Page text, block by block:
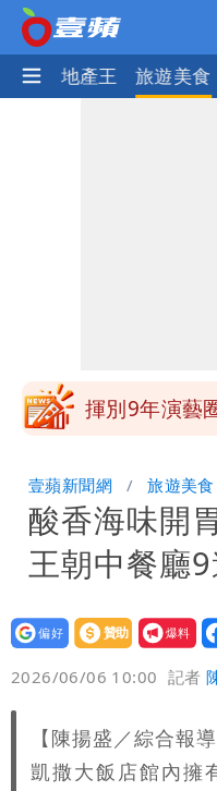
技 地產王 旅遊美食
回1句笑翻10
白海豚不放
揮別9年演藝
炸開扁
白海豚發威
回1句笑翻10
白海豚不放
萬安：這很
壹蘋新聞網 旅遊美食
酸香海味開
王朝中餐廳
設為
贊助
我要
爆料
2026/06/06 10:00 記者
【陳揚盛／綜合報
凱撒大飯店館內擁